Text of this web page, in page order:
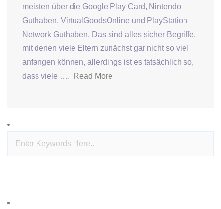
meisten über die Google Play Card, Nintendo
Guthaben, VirtualGoodsOnline und PlayStation
Network Guthaben. Das sind alles sicher Begriffe,
mit denen viele Eltern zunächst gar nicht so viel
anfangen können, allerdings ist es tatsächlich so,
dass viele ….
Read More